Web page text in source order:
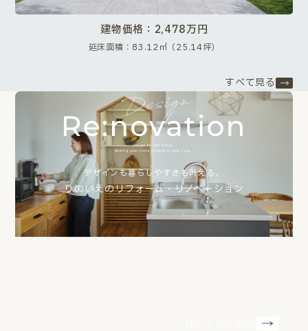
建物価格：2,478万円
延床面積：83.12㎡（25.14坪）
すべて見る
デザインも暮らしやすさも叶える、
りのいえのリフォーム・リノベーション